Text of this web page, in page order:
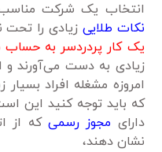
انتخاب یک شرکت
نکات طلایی زیادی را تحت
یک کار پر‌دردسر‌ به حساب
زیادی به دست می‌آورند
امروزه مشغله افراد
که باید توجه کنید این
دارای مجوز رسمی که از
نشان دهند،